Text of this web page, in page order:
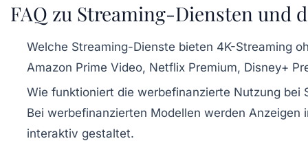
FAQ zu Streaming-Diensten und
Welche Streaming-Dienste bieten 4K-Streaming
Amazon Prime Video, Netflix Premium, Disney+
Wie funktioniert die werbefinanzierte Nutzung bei
Bei werbefinanzierten Modellen werden
interaktiv gestaltet.